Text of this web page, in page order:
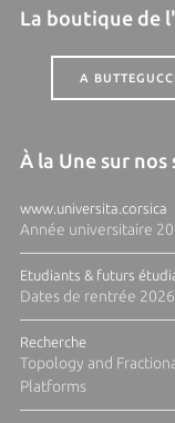
La boutique de
A
À la Une sur nos
www.universita.corsica
Année universitaire
Etudiants & futurs
Dates de rentrée
Recherche
Topology and
Platforms